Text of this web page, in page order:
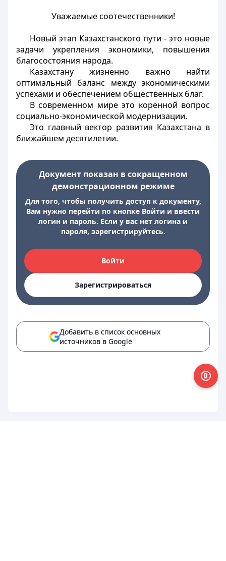
Уважаемые соотечественники!
Новый этап Казахстанского пути - это новые
задачи укрепления экономики, повышения
благосостояния народа.
Казахстану жизненно важно найти
оптимальный баланс между экономическими
успехами и обеспечением общественных благ.
В современном мире это коренной вопрос
социально-экономической модернизации.
Это главный вектор развития Казахстана в
ближайшем десятилетии.
Документ показан в сокращенном
демонстрационном режиме
Для того, чтобы получить доступ к документу,
Вам нужно перейти по кнопке Войти и ввести
логин и пароль. Если у вас нет логина и
пароля, зарегистрируйтесь.
Войти
Зарегистрироваться
Добавить в список основных
источников в Google